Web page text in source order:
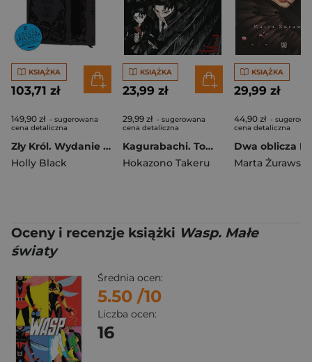
KSIĄŻKA
103,71 zł
149,90 zł - sugerowana
cena detaliczna
Zły Król. Wydanie specjalne
Holly Black
KSIĄŻKA
23,99 zł
29,99 zł - sugerowana
cena detaliczna
Kagurabachi. Tom 7
Hokazono Takeru
KSIĄŻKA
29,99 zł
44,90 zł -
cena detaliczna
Marta Żurawska
Oceny i recenzje książki Wasp. Małe
światy
Średnia ocen:
5.50 /10
Liczba ocen:
16